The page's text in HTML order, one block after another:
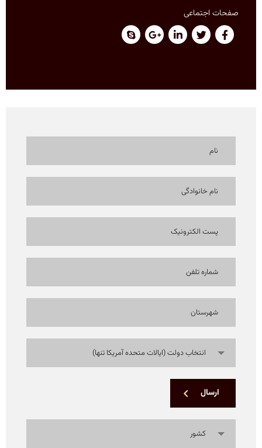
صفحات اجتماعی
انتخاب دولت (ایالات متحده آمریکا تنها)
ارسال
کشور